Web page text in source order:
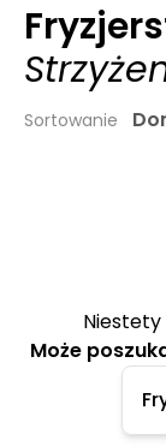
Sortowanie
Niestety
Może